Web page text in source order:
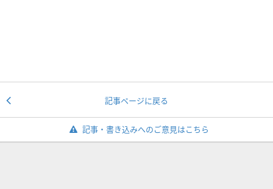
記事ページに戻る
記事・書き込みへのご意見はこちら